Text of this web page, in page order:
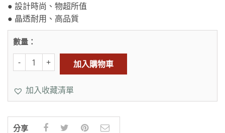
● 設計時尚、物超所值
● 晶透耐用、高品質
數量：
加入購物車
加入收藏清單
分享